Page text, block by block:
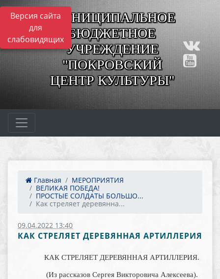
Версия сайта
для
слабовидящих
МУНИЦИПАЛЬНОЕ
БЮДЖЕТНОЕ
УЧРЕЖДЕНИЕ
"ПОКРОВСКИЙ
ЦЕНТР КУЛЬТУРЫ"
Главная
МЕРОПРИЯТИЯ
ВЕЛИКАЯ ПОБЕДА!
ПРОСТЫЕ СОЛДАТЫ БОЛЬШО...
Как стреляет деревянна...
09.04.2022 13:40
КАК СТРЕЛЯЕТ ДЕРЕВЯННАЯ АРТИЛЛЕРИЯ
КАК СТРЕЛЯЕТ ДЕРЕВЯННАЯ АРТИЛЛЕРИЯ.
(Из рассказов Сергея Викторовича Алексеева).